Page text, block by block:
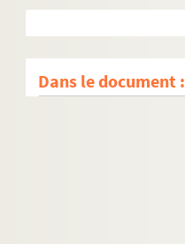
Dans le document :